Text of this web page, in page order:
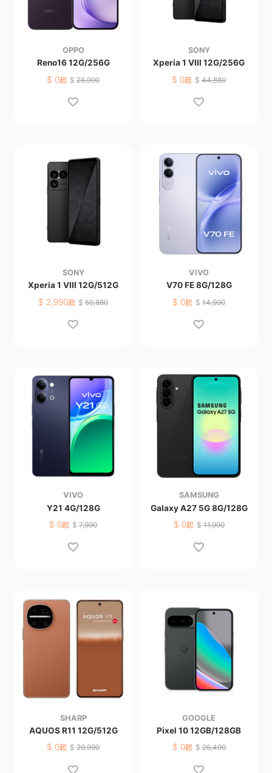
OPPO
Reno16 12G/256G
$ 0起 $ 26,990
SONY
Xperia 1 VIII 12G/256G
$ 0起 $ 44,880
SONY
Xperia 1 VIII 12G/512G
$ 2,990起 $ 50,880
VIVO
V70 FE 8G/128G
$ 0起 $ 14,990
VIVO
Y21 4G/128G
$ 0起 $ 7,990
SAMSUNG
Galaxy A27 5G 8G/128G
$ 0起 $11,990
SHARP
AQUOS R11 12G/512G
$ 0起 $ 29,990
GOOGLE
Pixel 10 12GB/128GB
$ 0起 $26,490